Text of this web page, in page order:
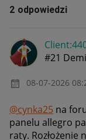
2 odpowiedzi
#21
‎08-07-2026
@cynka25 na
panelu allegro
raty. Rozłożenie